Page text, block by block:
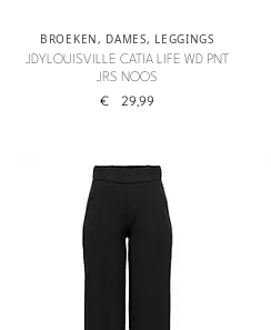
BROEKEN, DAMES, LEGGINGS
JDYLOUISVILLE CATIA LIFE WD PNT
JRS NOOS
€ 29,99